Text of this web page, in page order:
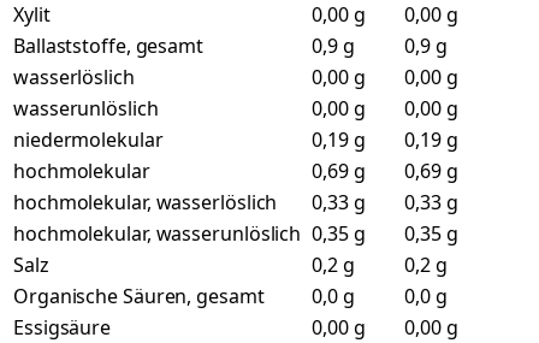
Xylit
0,00 g
0,00 g
Ballaststoffe, gesamt
0,9 g
0,9 g
wasserlöslich
0,00 g
0,00 g
wasserunlöslich
0,00 g
0,00 g
niedermolekular
0,19 g
0,19 g
hochmolekular
0,69 g
0,69 g
hochmolekular, wasserlöslich
0,33 g
0,33 g
hochmolekular, wasserunlöslich 0,35 g
0,35 g
Salz
0,2 g
0,2 g
Organische Säuren, gesamt
0,0 g
0,0 g
Essigsäure
0,00 g
0,00 g